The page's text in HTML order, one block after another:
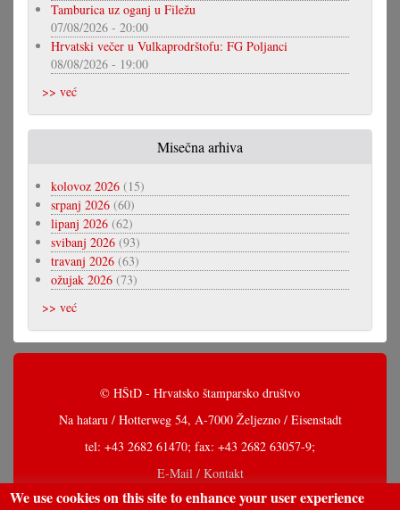
Tamburica uz oganj u Filežu
07/08/2026 - 20:00
Hrvatski večer u Vulkaprodrštofu: FG Poljanci
08/08/2026 - 19:00
>> već
Misečna arhiva
kolovoz 2026 (15)
srpanj 2026 (60)
lipanj 2026 (62)
svibanj 2026 (93)
travanj 2026 (63)
ožujak 2026 (73)
>> već
© HŠtD - Hrvatsko štamparsko društvo
Na hataru / Hotterweg 54, A-7000 Željezno / Eisenstadt
tel: +43 2682 61470; fax: +43 2682 63057-9;
E-Mail / Kontakt
We use cookies on this site to enhance your user experience